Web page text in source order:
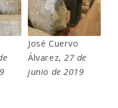
José Cuervo
Álvarez,27 de
junio de 2019